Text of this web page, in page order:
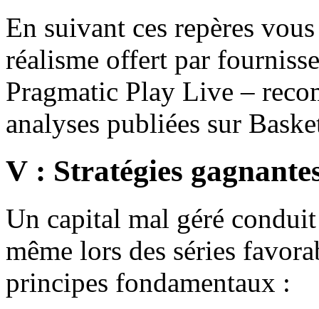
En suivant ces repères
réalisme offert par
Pragmatic Play Live –
analyses publiées sur
V : Stratégies
Un capital mal géré
même lors des séries
principes fondamentaux :